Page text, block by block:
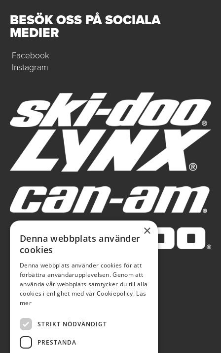
BESÖK OSS PÅ SOCIALA
MEDIER
Facebook
Instagram
×
Denna webbplats använder
cookies
Denna webbplats använder cookies för att
förbättra användarupplevelsen. Genom att
använda vår webbplats samtycker du till alla
cookies i enlighet med vår Cookiepolicy. Läs
mer
STRIKT NÖDVÄNDIGT
PRESTANDA